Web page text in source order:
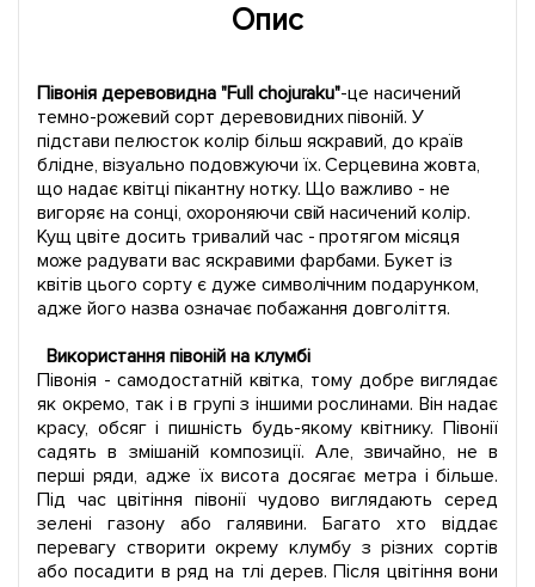
Опис
Півонія деревовидна "Full chojuraku"-це насичений
темно-рожевий сорт деревовидних півоній. У
підстави пелюсток колір більш яскравий, до країв
блідне, візуально подовжуючи їх. Серцевина жовта,
що надає квітці пікантну нотку. Що важливо - не
вигоряє на сонці, охороняючи свій насичений колір.
Кущ цвіте досить тривалий час - протягом місяця
може радувати вас яскравими фарбами. Букет із
квітів цього сорту є дуже символічним подарунком,
адже його назва означає побажання довголіття.
Використання півоній на клумбі
Півонія - самодостатній квітка, тому добре виглядає
як окремо, так і в групі з іншими рослинами. Він надає
красу, обсяг і пишність будь-якому квітнику. Півонії
садять в змішаній композиції. Але, звичайно, не в
перші ряди, адже їх висота досягає метра і більше.
Під час цвітіння півонії чудово виглядають серед
зелені газону або галявини. Багато хто віддає
перевагу створити окрему клумбу з різних сортів
або посадити в ряд на тлі дерев. Після цвітіння вони